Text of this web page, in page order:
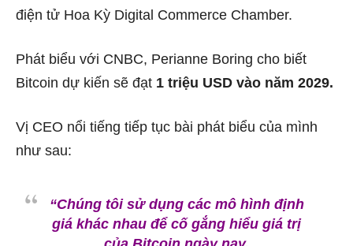
điện tử Hoa Kỳ Digital Commerce Chamber.
Phát biểu với CNBC, Perianne Boring cho biết
Bitcoin dự kiến ​​sẽ đạt 1 triệu USD vào năm 2029.
Vị CEO nổi tiếng tiếp tục bài phát biểu của mình
như sau:
“Chúng tôi sử dụng các mô hình định
giá khác nhau để cố gắng hiểu giá trị